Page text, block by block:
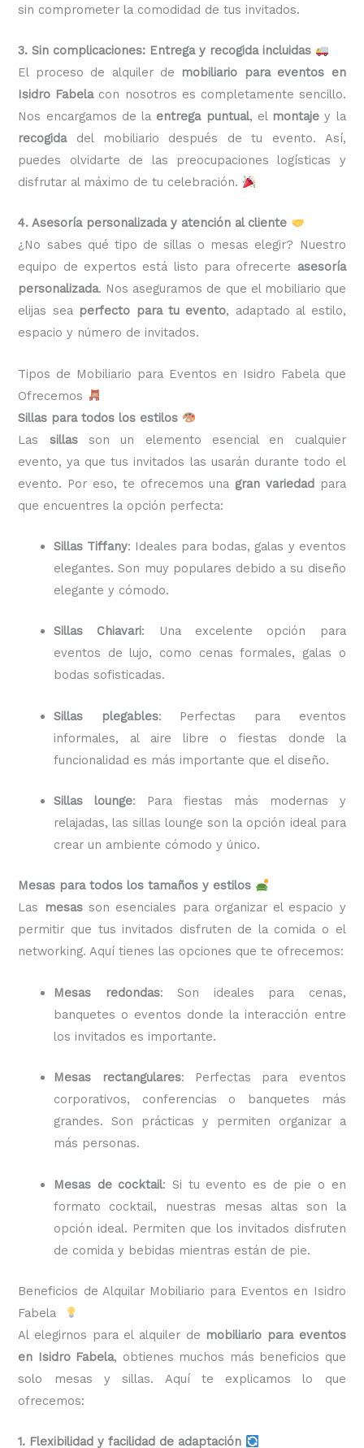
sin comprometer la comodidad de tus invitados.
3. Sin complicaciones: Entrega y recogida incluidas
El proceso de alquiler de mobiliario para eventos en
Isidro Fabelacon nosotros es completamente sencillo.
Nos encargamos de la entrega puntual, el montaje y la
recogidadel mobiliario después de tu evento. Así,
puedes olvidarte de las preocupaciones logísticas y
disfrutar al máximo de tu celebración.
4. Asesoría personalizada y atención al cliente
¿No sabes qué tipo de sillas o mesas elegir? Nuestro
equipo de expertos está listo para ofrecerte asesoría
personalizada. Nos aseguramos de que el mobiliario que
elijas sea perfecto para tu evento, adaptado al estilo,
espacio y número de invitados.
Tipos de Mobiliario para Eventos en Isidro Fabela que
Ofrecemos
Sillas para todos los estilos
Las sillasson un elemento esencial en cualquier
evento, ya que tus invitados las usarán durante todo el
evento. Por eso, te ofrecemos una gran variedadpara
que encuentres la opción perfecta:
Sillas Tiffany: Ideales para bodas, galas y eventos
elegantes. Son muy populares debido a su diseño
elegante y cómodo.
Sillas Chiavari: Una excelente opción para
eventos de lujo, como cenas formales, galas o
bodas sofisticadas.
Sillas plegables: Perfectas para eventos
informales, al aire libre o fiestas donde la
funcionalidad es más importante que el diseño.
Sillas lounge: Para fiestas más modernas y
relajadas, las sillas lounge son la opción ideal para
crear un ambiente cómodo y único.
Mesas para todos los tamaños y estilos
Las
mesasson esenciales para organizar el espacio y
permitir que tus invitados disfruten de la comida o el
networking. Aquí tienes las opciones que te ofrecemos:
Mesas redondas: Son ideales para cenas,
banquetes o eventos donde la interacción entre
los invitados es importante.
Mesas rectangulares: Perfectas para eventos
corporativos, conferencias o banquetes más
grandes. Son prácticas y permiten organizar a
más personas.
Mesas de cocktail: Si tu evento es de pie o en
formato cocktail, nuestras mesas altas son la
opción ideal. Permiten que los invitados disfruten
de comida y bebidas mientras están de pie.
Beneficios de Alquilar Mobiliario para Eventos en Isidro
Fabela
Al elegirnos para el alquiler de mobiliario para eventos
en Isidro Fabela, obtienes muchos más beneficios que
solo mesas y sillas. Aquí te explicamos lo que
ofrecemos:
1. Flexibilidad y facilidad de adaptación